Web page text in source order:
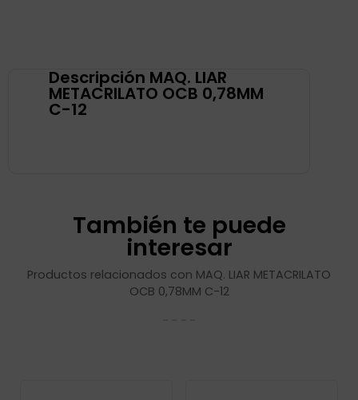
Descripción MAQ. LIAR
METACRILATO OCB 0,78MM
C-12
También te puede
interesar
Productos relacionados con MAQ. LIAR METACRILATO
OCB 0,78MM C-12